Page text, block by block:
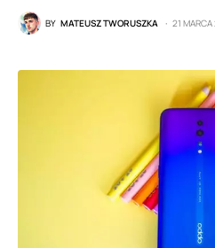
BY MATEUSZ TWORUSZKA 21